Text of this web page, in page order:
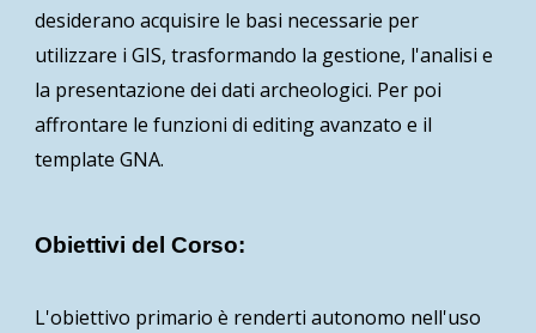
desiderano acquisire le basi necessarie per
utilizzare i GIS, trasformando la gestione, l'analisi e
la presentazione dei dati archeologici. Per poi
affrontare le funzioni di editing avanzato e il
template GNA.
Obiettivi del Corso:
L'obiettivo primario è renderti autonomo nell'uso